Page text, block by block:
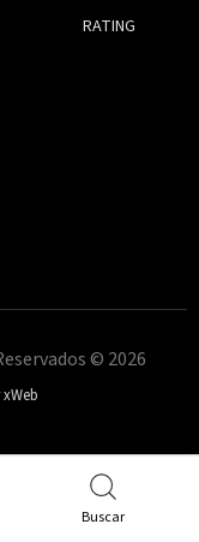
RATING
© 2026
Buscar